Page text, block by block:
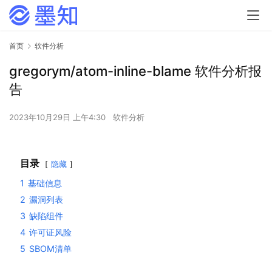
首页 软件分析
gregorym/atom-inline-blame 软件分析报
告
2023年10月29日 上午4:30 软件分析
目录 隐藏
1 基础信息
2 漏洞列表
3 缺陷组件
4 许可证风险
5 SBOM清单